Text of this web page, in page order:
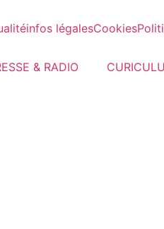
infos légalesCookies
& RADIO